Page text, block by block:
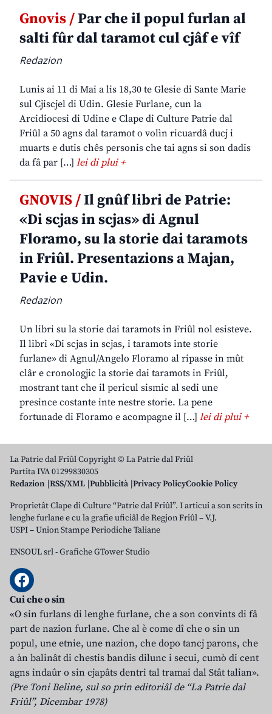
Gnovis /Par che il popul furlan al
salti fûr dal taramot cul cjâf e vîf
Redazion
Lunis ai 11 di Mai a lis 18,30 te Glesie di Sante Marie
sul Cjiscjel di Udin. Glesie Furlane, cun la
Arcidiocesi di Udine e Clape di Culture Patrie dal
Friûl a 50 agns dal taramot o volìn ricuardâ ducj i
muarts e dutis chês personis che tai agns si son dadis
da fâ par […] lei di plui +
GNOVIS /Il gnûf libri de Patrie:
«Di scjas in scjas» di Agnul
Floramo, su la storie dai taramots
in Friûl. Presentazions a Majan,
Pavie e Udin.
Redazion
Un libri su la storie dai taramots in Friûl nol esisteve.
Il libri «Di scjas in scjas, i taramots inte storie
furlane» di Agnul/Angelo Floramo al ripasse in mût
clâr e cronologjic la storie dai taramots in Friûl,
mostrant tant che il pericul sismic al sedi une
presince costante inte nestre storie. La pene
fortunade di Floramo e acompagne il […] lei di plui +
La Patrie dal Friûl Copyright © La Patrie dal Friûl
Partita IVA 01299830305
Redazion RSS/XML Pubblicità Privacy PolicyCookie Policy
Proprietât Clape di Culture “Patrie dal Friûl”. I articui a son scrits in
lenghe furlane e cu la grafie uficiâl de Regjon Friûl – V.J.
USPI – Union Stampe Periodiche Taliane
ENSOUL srl-Grafiche GTower Studio
Cui che o sin
«O sin furlans di lenghe furlane, che a son convints di fâ
part de nazion furlane. Che al è come dî che o sin un
popul, une etnie, une nazion, che dopo tancj parons, che
a àn balinât di chestis bandis dilunc i secui, cumò di cent
agns indaûr o sin cjapâts dentri tal tramai dal Stât talian».
(Pre Toni Beline, sul so prin editoriâl de “La Patrie dal
Friûl”, Dicembar 1978)